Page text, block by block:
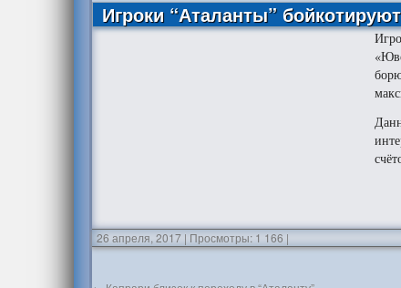
Игроки “Аталанты”
26 апреля, 2017 | Просмотры: 1 166 |